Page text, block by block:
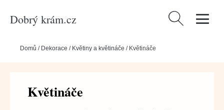
Dobrý krám.cz Vyhledávání
Domů / Dekorace / Květiny a květináče / Květináče
Květináče